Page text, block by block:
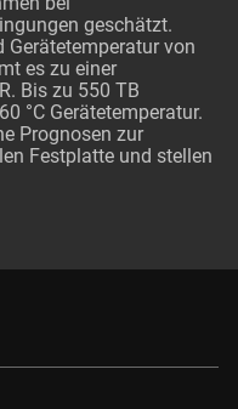
geschätzt.
von
es zu einer
Bis zu 550 TB
°C Gerätetemperatur.
Prognosen zur
Festplatte und stellen